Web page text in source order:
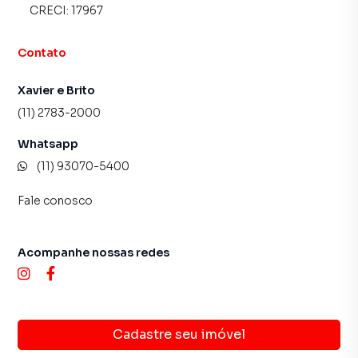
CRECI: 17967
Contato
Xavier e Brito
(11) 2783-2000
Whatsapp
(11) 93070-5400
Fale conosco
Cadastre seu imóvel
Acompanhe nossas redes